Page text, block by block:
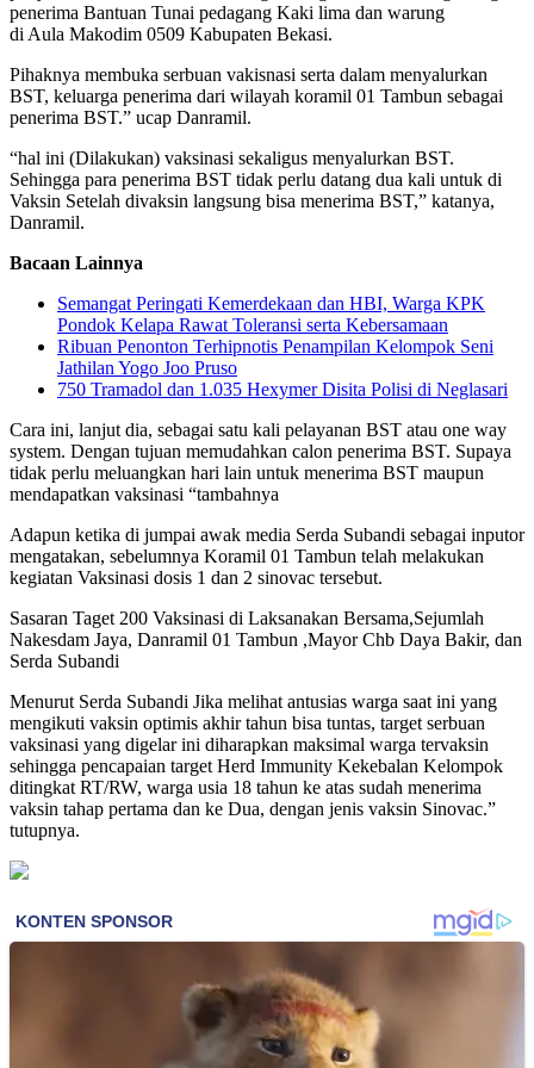
penerima Bantuan Tunai pedagang Kaki lima dan warung
di Aula Makodim 0509 Kabupaten Bekasi.
Pihaknya membuka serbuan vakisnasi serta dalam menyalurkan
BST, keluarga penerima dari wilayah koramil 01 Tambun sebagai
penerima BST.” ucap Danramil.
“hal ini (Dilakukan) vaksinasi sekaligus menyalurkan BST.
Sehingga para penerima BST tidak perlu datang dua kali untuk di
Vaksin Setelah divaksin langsung bisa menerima BST,” katanya,
Danramil.
Bacaan Lainnya
Semangat Peringati Kemerdekaan dan HBI, Warga KPK
Pondok Kelapa Rawat Toleransi serta Kebersamaan
Ribuan Penonton Terhipnotis Penampilan Kelompok Seni
Jathilan Yogo Joo Pruso
750 Tramadol dan 1.035 Hexymer Disita Polisi di Neglasari
Cara ini, lanjut dia, sebagai satu kali pelayanan BST atau one way
system. Dengan tujuan memudahkan calon penerima BST. Supaya
tidak perlu meluangkan hari lain untuk menerima BST maupun
mendapatkan vaksinasi “tambahnya
Adapun ketika di jumpai awak media Serda Subandi sebagai inputor
mengatakan, sebelumnya Koramil 01 Tambun telah melakukan
kegiatan Vaksinasi dosis 1 dan 2 sinovac tersebut.
Sasaran Taget 200 Vaksinasi di Laksanakan Bersama,Sejumlah
Nakesdam Jaya, Danramil 01 Tambun ,Mayor Chb Daya Bakir, dan
Serda Subandi
Menurut Serda Subandi Jika melihat antusias warga saat ini yang
mengikuti vaksin optimis akhir tahun bisa tuntas, target serbuan
vaksinasi yang digelar ini diharapkan maksimal warga tervaksin
sehingga pencapaian target Herd Immunity Kekebalan Kelompok
ditingkat RT/RW, warga usia 18 tahun ke atas sudah menerima
vaksin tahap pertama dan ke Dua, dengan jenis vaksin Sinovac.”
tutupnya.